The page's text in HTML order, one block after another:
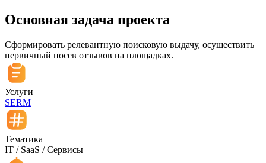
Основная задача проекта
Сформировать релевантную поисковую выдачу, осуществить
первичный посев отзывов на площадках.
Услуги
SERM
Тематика
IT / SaaS / Сервисы